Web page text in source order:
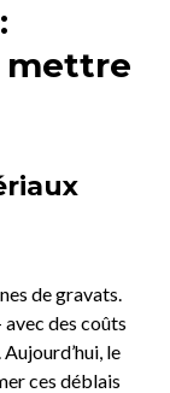
mettre
de gravats.
des coûts
le
ces déblais